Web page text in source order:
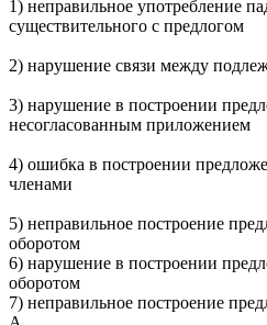
1) неправильное употребление
существительного с предлогом
2) нарушение связи между
3) нарушение в построении
несогласованным приложением
4) ошибка в построении
членами
5) неправильное построение
оборотом
6) нарушение в построении
оборотом
7) неправильное построение